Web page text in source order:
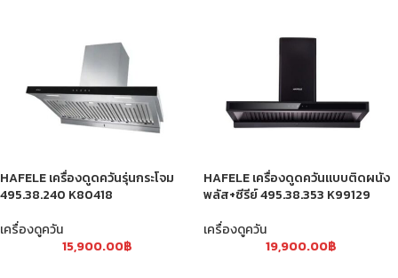
HAFELE เครื่องดูดควันรุ่นกระโจม
495.38.240 K80418
เครื่องดูควัน
15,900.00฿
HAFELE เครื่องดูดควันแบบติดผนัง
พลัส+ซีรีย์ 495.38.353 K99129
เครื่องดูควัน
19,900.00฿